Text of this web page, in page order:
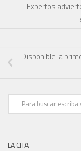
Expertos
Disponible la
LA CITA